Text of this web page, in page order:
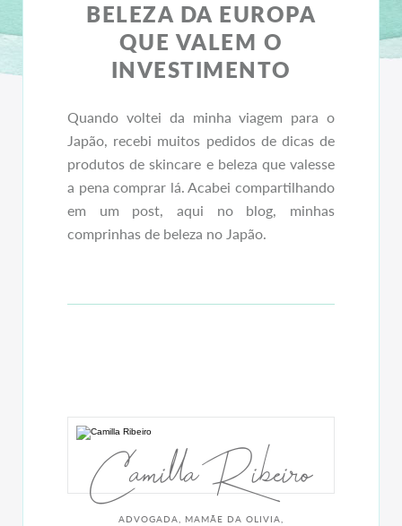
BELEZA DA EUROPA
QUE VALEM O
INVESTIMENTO
Quando voltei da minha viagem para o
Japão, recebi muitos pedidos de dicas de
produtos de skincare e beleza que valesse
a pena comprar lá. Acabei compartilhando
em um post, aqui no blog, minhas
comprinhas de beleza no Japão.
Camilla Ribeiro
ADVOGADA, MAMÃE DA OLIVIA,